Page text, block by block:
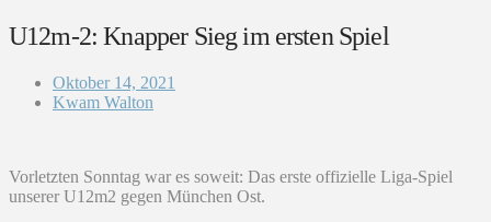
U12m-2: Knapper Sieg im ersten Spiel
Oktober 14, 2021
Kwam Walton
Vorletzten Sonntag war es soweit: Das erste offizielle Liga-Spiel
unserer U12m2 gegen München Ost.